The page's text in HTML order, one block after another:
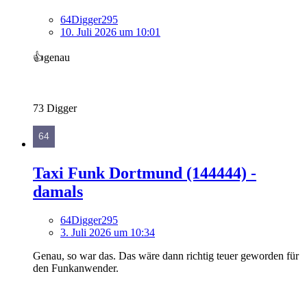
64Digger295
10. Juli 2026 um 10:01
👍️genau
73 Digger
Taxi Funk Dortmund (144444) -
damals
64Digger295
3. Juli 2026 um 10:34
Genau, so war das. Das wäre dann richtig teuer geworden für
den Funkanwender.